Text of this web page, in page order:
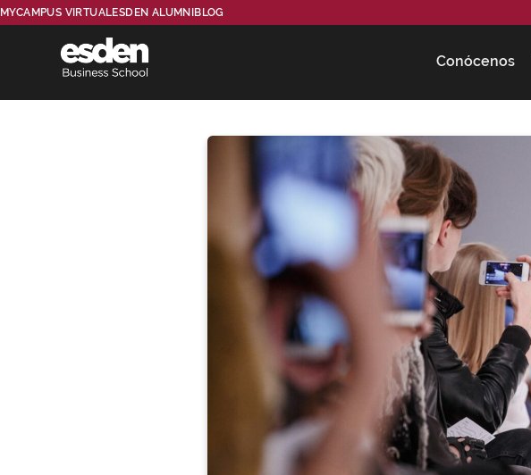
MYCAMPUS VIRTUALESDEN ALUMNI BLOG
Conócenos